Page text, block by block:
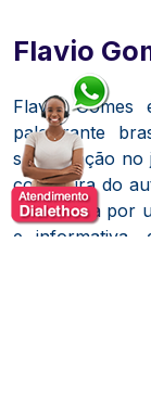
Flavio
Flavio Gomes
palestrante
sua atuação no
cobertura do
é marcada por
e informativa,